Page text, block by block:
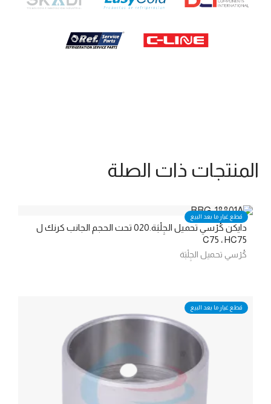
المنتجات ذات الصلة
قطع غيار ما بعد البيع
دايكن كُرْسي تحميل الجِلْبَة.020 تحت الحجم الجانب كرنك ل
C75 ، HC75
كُرْسي تحميل الجِلْبَة
قطع غيار ما بعد البيع